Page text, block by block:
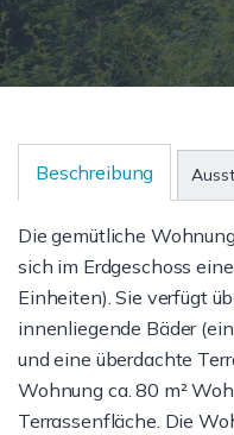
Beschreibung
Die gemütliche
sich im Erdgeschoss
Einheiten). Sie verfügt
innenliegende Bäder
und eine überdachte
Wohnung ca. 80 m²
Terrassenfläche. Die